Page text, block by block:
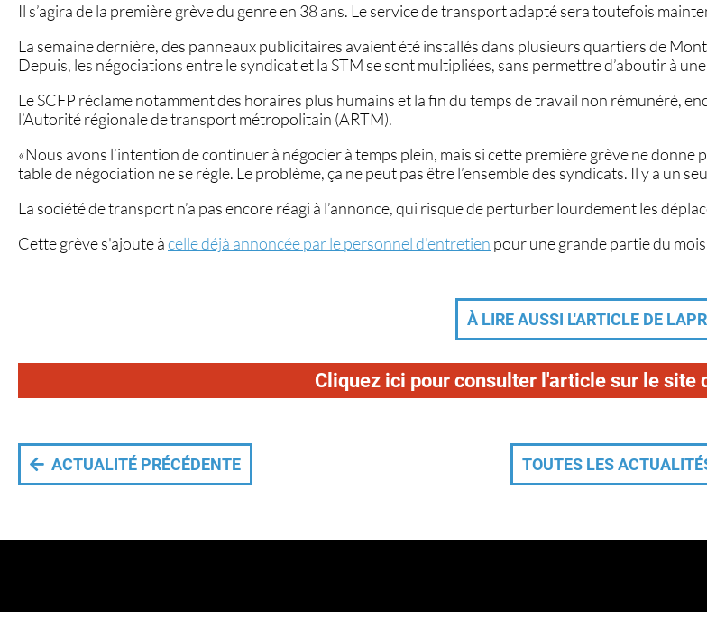
Il s’agira de la première grève du genre en 38 ans. Le service de transport adapté sera toutefois
La semaine dernière, des panneaux publicitaires avaient été installés dans plusieurs quartiers de
Depuis, les négociations entre le syndicat et la STM se sont multipliées, sans permettre d’aboutir à
Le SCFP réclame notamment des horaires plus humains et la fin du temps de travail non rémunéré,
l’Autorité régionale de transport métropolitain (ARTM).
«Nous avons l’intention de continuer à négocier à temps plein, mais si cette première grève ne donne
table de négociation ne se règle. Le problème, ça ne peut pas être l’ensemble des syndicats. Il y a un
La société de transport n’a pas encore réagi à l’annonce, qui risque de perturber lourdement les
Cette grève s'ajoute àcelle déjà annoncée par le personnel d'entretien pour une grande partie du
À LIRE AUSSI L'ARTICLE DE
Cliquez ici pour consulter l'article sur le site
ACTUALITÉ PRÉCÉDENTE TOUTES LES